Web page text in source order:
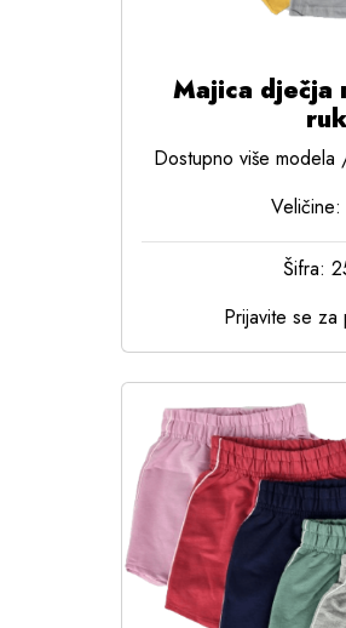
Majica dječja
Dostupno više
Veličine:
Šifra:
Prijavite se